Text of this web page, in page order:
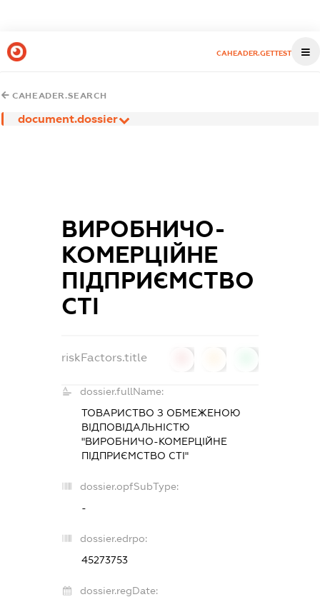
CAHEADER.GETTEST
CAHEADER.SEARCH
document.dossier
ВИРОБНИЧО-
КОМЕРЦІЙНЕ
ПІДПРИЄМСТВО
СТІ
riskFactors.title
dossier.fullName:
ТОВАРИСТВО З ОБМЕЖЕНОЮ
ВІДПОВІДАЛЬНІСТЮ
"ВИРОБНИЧО-КОМЕРЦІЙНЕ
ПІДПРИЄМСТВО СТІ"
dossier.opfSubType:
-
dossier.edrpo:
45273753
dossier.regDate: